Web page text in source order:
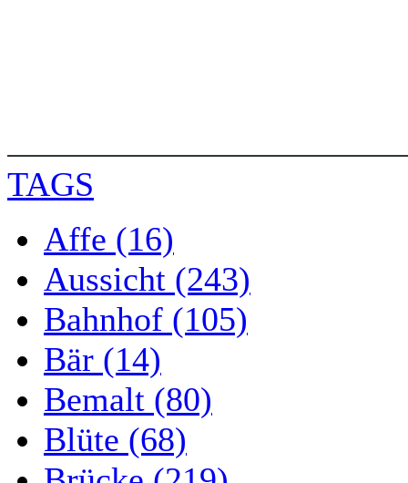
TAGS
Affe (16)
Aussicht (243)
Bahnhof (105)
Bär (14)
Bemalt (80)
Blüte (68)